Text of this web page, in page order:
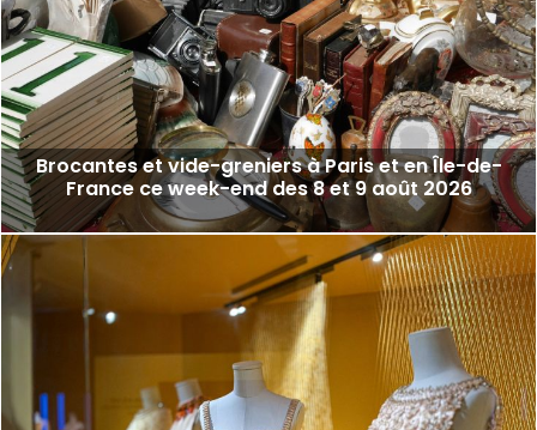
Brocantes et vide-greniers à Paris et en Île-de-
France ce week-end des 8 et 9 août 2026